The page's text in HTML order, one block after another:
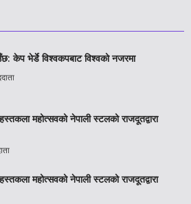
केप भेर्डे विश्वकपबाट विश्वको नजरमा
महोत्सवको नेपाली स्टलको राजदूतद्वारा
महोत्सवको नेपाली स्टलको राजदूतद्वारा